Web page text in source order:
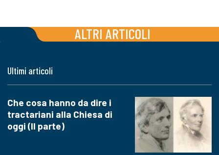
ALTRI ARTICOLI
Ultimi articoli
Che cosa hanno da dire i
tractariani alla Chiesa di
oggi (II parte)